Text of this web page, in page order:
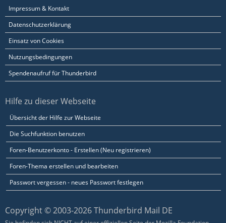
Impressum & Kontakt
Datenschutzerklärung
Einsatz von Cookies
Nutzungsbedingungen
Spendenaufruf für Thunderbird
Hilfe zu dieser Webseite
Übersicht der Hilfe zur Webseite
Die Suchfunktion benutzen
Foren-Benutzerkonto - Erstellen (Neu registrieren)
Foren-Thema erstellen und bearbeiten
Passwort vergessen - neues Passwort festlegen
Copyright © 2003-2026 Thunderbird Mail DE